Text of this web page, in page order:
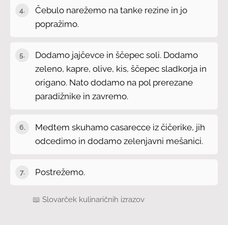
Čebulo narežemo na tanke rezine in jo
popražimo.
Dodamo jajčevce in ščepec soli. Dodamo
zeleno, kapre, olive, kis, ščepec sladkorja in
origano. Nato dodamo na pol prerezane
paradižnike in zavremo.
Medtem skuhamo casarecce iz čičerike, jih
odcedimo in dodamo zelenjavni mešanici.
Postrežemo.
📖Slovarček kulinaričnih izrazov